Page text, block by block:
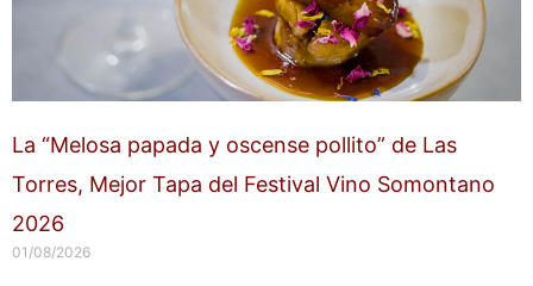
La “Melosa papada y oscense pollito” de Las
Torres, Mejor Tapa del Festival Vino Somontano
2026
01/08/2026